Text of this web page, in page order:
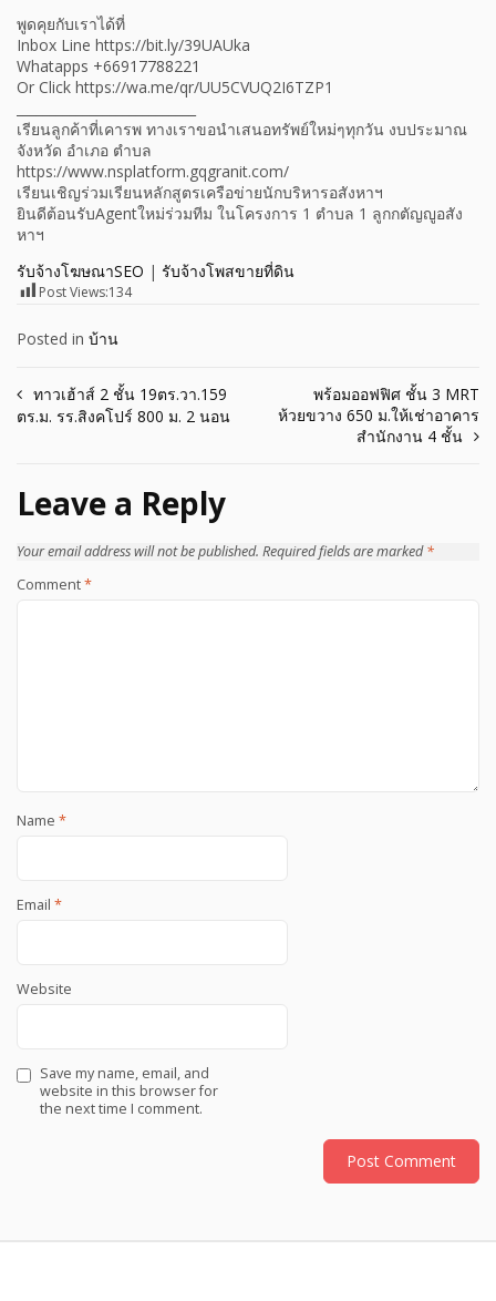
พูดคุยกับเราได้ที่
Inbox Line https://bit.ly/39UAUka
Whatapps +66917788221
Or Click https://wa.me/qr/UU5CVUQ2I6TZP1
เรียนลูกค้าที่เคารพ ทางเราขอนำเสนอทรัพย์ใหม่ๆทุกวัน งบประมาณ
จังหวัด อำเภอ ตำบล
https://www.nsplatform.gqgranit.com/
เรียนเชิญร่วมเรียนหลักสูตรเครือข่ายนักบริหารอสังหาฯ
ยินดีต้อนรับAgentใหม่ร่วมทีม ในโครงการ 1 ตำบล 1 ลูกกตัญญูอสัง
หาฯ
รับจ้างโฆษณาSEO | รับจ้างโพสขายที่ดิน
Post Views:134
Posted in บ้าน
Post
ทาวเฮ้าส์ 2 ชั้น 19ตร.วา.159
ตร.ม. รร.สิงคโปร์ 800 ม. 2 นอน
พร้อมออฟฟิศ ชั้น 3 MRT
ห้วยขวาง 650 ม.ให้เช่าอาคาร
สำนักงาน 4 ชั้น
Leave a Reply
Your email address will not be published. Required fields are marked*
Comment*
Name *
Email *
Website
Save my name, email, and
website in this browser for
the next time I comment.